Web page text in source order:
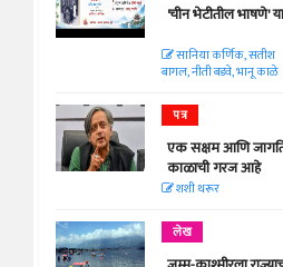
'चीन भेटीतील भाषणे'
सानिया कर्णिक, सतीश
बागल, नीती बडवे, भानू काळे
पत्र
एक सक्षम आणि
काळाची गरज आहे
शशी थरूर
लेख